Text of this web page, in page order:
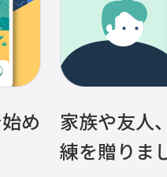
め
家族や友人
練を贈りま